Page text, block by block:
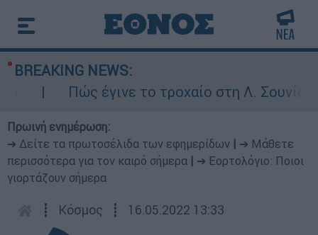
BREAKING NEWS:
Πώς έγινε το τροχαίο στη Λ. Σουνίου:
Πρωινή ενημέρωση:
➔ Δείτε τα πρωτοσέλιδα των εφημερίδων
➔ Μάθετε
περισσότερα για τον καιρό σήμερα
➔ Εορτολόγιο: Ποιοι
γιορτάζουν σήμερα
┋ Κόσμος ┋ 16.05.2022 13:33